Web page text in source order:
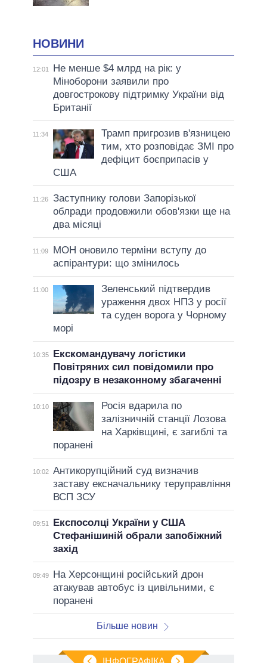
НОВИНИ
12:01
Не менше $4 млрд на рік: у
Міноборони заявили про
довгострокову підтримку України від
Британії
11:34
Трамп пригрозив в'язницею
тим, хто розповідає ЗМІ про
дефіцит боєприпасів у
США
11:26
Заступнику голови Запорізької
облради продовжили обов'язки ще на
два місяці
11:09
МОН оновило терміни вступу до
аспірантури: що змінилось
11:00
Зеленський підтвердив
ураження двох НПЗ у росії
та суден ворога у Чорному
морі
10:35
Екскомандувачу логістики
Повітряних сил повідомили про
підозру в незаконному збагаченні
10:10
Росія вдарила по
залізничній станції Лозова
на Харківщині, є загиблі та
поранені
10:02 Антикорупційний суд визначив
заставу ексначальнику теруправління
ВСП ЗСУ
09:51
Експосолці України у США
Стефанішиній обрали запобіжний
захід
09:49
На Херсонщині російський дрон
атакував автобус із цивільними, є
поранені
Більше новин